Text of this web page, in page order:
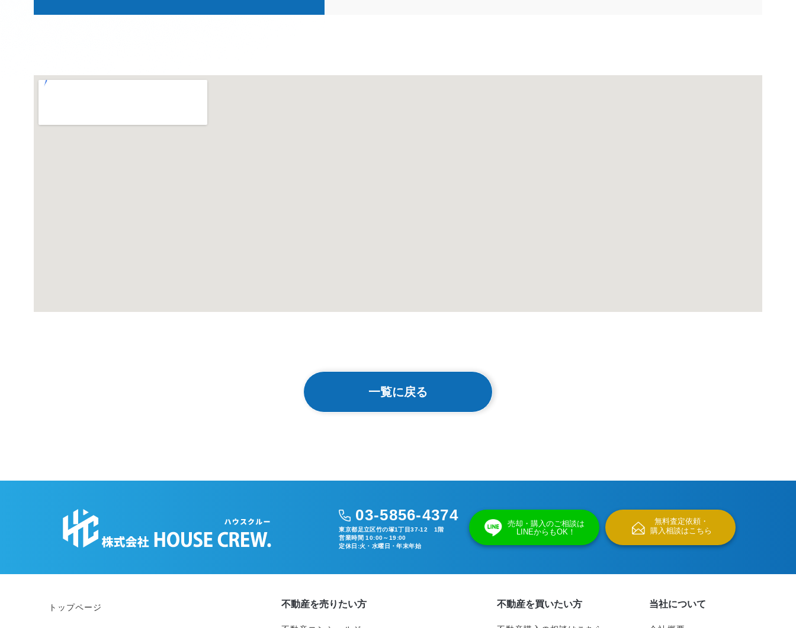
一覧に戻る
03-5856-4374
東京都足立区竹の塚1丁目37-12 1階
営業時間 10:00～19:00
定休日:火・水曜日・年末年始
売却・購入のご相談は
LINEからもOK！
無料査定依頼・
購入相談はこちら
トップページ 不動産を売りたい方 不動産を買いたい方 当社について